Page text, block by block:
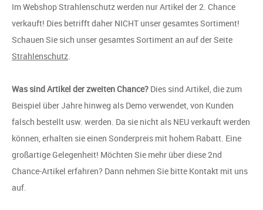
Im Webshop Strahlenschutz werden nur Artikel der 2. Chance
verkauft! Dies betrifft daher NICHT unser gesamtes Sortiment!
Schauen Sie sich unser gesamtes Sortiment an auf der Seite
Strahlenschutz.
Was sind Artikel der zweiten Chance? Dies sind Artikel, die zum
Beispiel über Jahre hinweg als Demo verwendet, von Kunden
falsch bestellt usw. werden. Da sie nicht als NEU verkauft werden
können, erhalten sie einen Sonderpreis mit hohem Rabatt. Eine
großartige Gelegenheit! Möchten Sie mehr über diese 2nd
Chance-Artikel erfahren? Dann nehmen Sie bitte Kontakt mit uns
auf.